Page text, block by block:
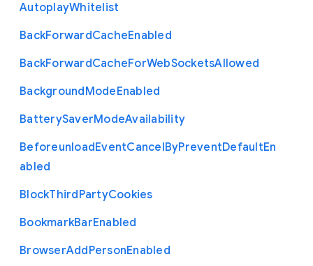
AutoplayWhitelist
BackForwardCacheEnabled
BackForwardCacheForWebSocketsAllowed
BackgroundModeEnabled
BatterySaverModeAvailability
BeforeunloadEventCancelByPreventDefaultEn
abled
BlockThirdPartyCookies
BookmarkBarEnabled
BrowserAddPersonEnabled